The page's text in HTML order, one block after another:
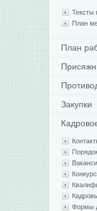
Тексты
План
План
Закупки
Формы